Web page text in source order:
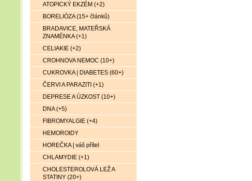
ATOPICKÝ EKZÉM (+2)
BORELIÓZA (15+ článků)
BRADAVICE, MATEŘSKÁ
ZNAMÉNKA (+1)
CELIAKIE (+2)
CROHNOVA NEMOC (10+)
CUKROVKA | DIABETES (60+)
ČERVI A PARAZITI (+1)
DEPRESE A ÚZKOST (10+)
DNA (+5)
FIBROMYALGIE (+4)
HEMOROIDY
HOREČKA | váš přítel
CHLAMYDIE (+1)
CHOLESTEROLOVÁ LEŽ A
STATINY (20+)